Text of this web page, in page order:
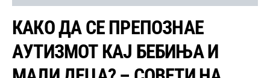
КАКО ДА СЕ ПРЕПОЗНАЕ
АУТИЗМОТ КАЈ БЕБИЊА И